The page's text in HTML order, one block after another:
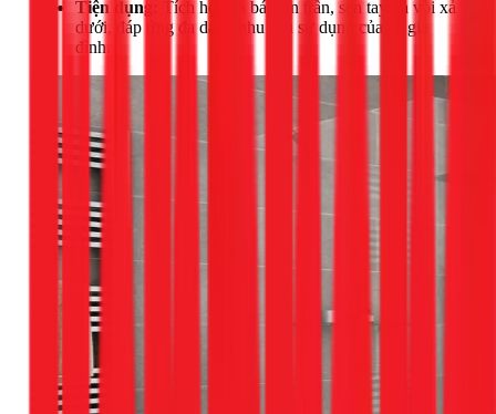
Tiện dụng:
Tích hợp cả bát sen trần, sen tay và vòi xả
dưới, đáp ứng đa dạng nhu cầu sử dụng của cả gia
đình.